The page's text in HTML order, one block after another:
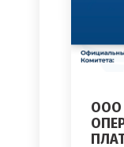
ООО